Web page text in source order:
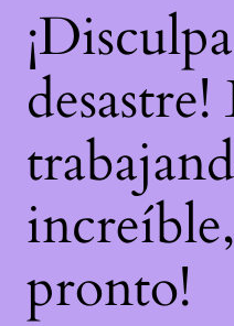
pronto!